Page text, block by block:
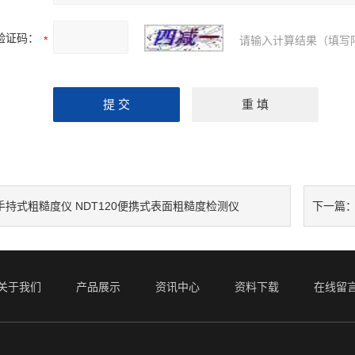
证码： 请输入计算结果（填写
持式粗糙度仪 NDT120便携式表面粗糙度检测仪 下一篇
于我们 产品展示 资讯中心 资料下载 在线留